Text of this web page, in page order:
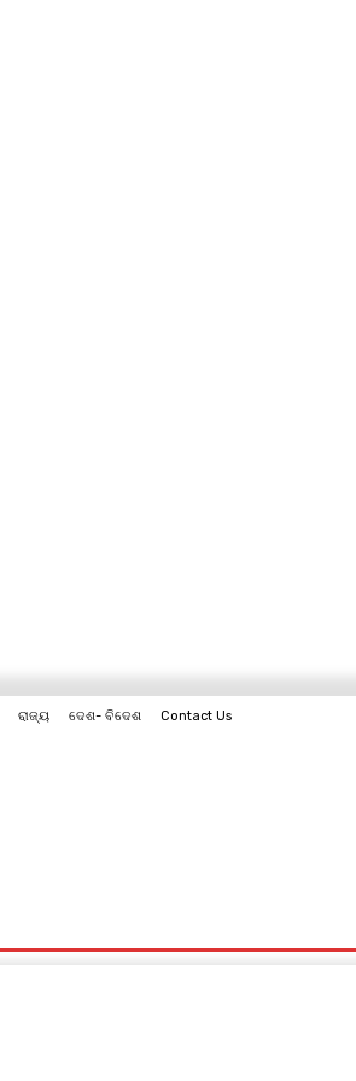
ରାଜ୍ୟ ଦେଶ- ବିଦେଶ Contact Us